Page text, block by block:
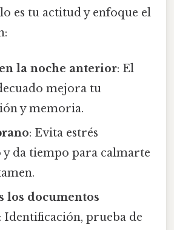
es tu actitud y enfoque el
la noche anterior: El
mejora tu
y memoria.
: Evita estrés
y da tiempo para calmarte
los documentos
: Identificación, prueba de